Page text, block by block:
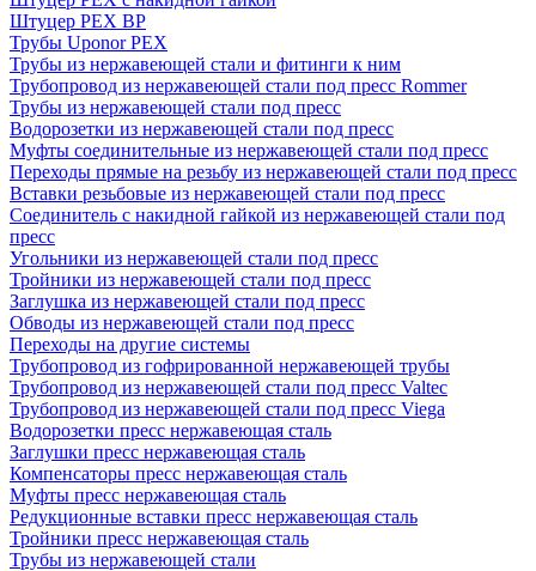
Штуцер PEX ВР
Трубы Uponor PEX
Трубы из нержавеющей стали и фитинги к ним
Трубопровод из нержавеющей стали под пресс Rommer
Трубы из нержавеющей стали под пресс
Водорозетки из нержавеющей стали под пресс
Муфты соединительные из нержавеющей стали под пресс
Переходы прямые на резьбу из нержавеющей стали под пресс
Вставки резьбовые из нержавеющей стали под пресс
Соединитель с накидной гайкой из нержавеющей стали под
пресс
Угольники из нержавеющей стали под пресс
Тройники из нержавеющей стали под пресс
Заглушка из нержавеющей стали под пресс
Обводы из нержавеющей стали под пресс
Переходы на другие системы
Трубопровод из гофрированной нержавеющей трубы
Трубопровод из нержавеющей стали под пресс Valtec
Трубопровод из нержавеющей стали под пресс Viega
Водорозетки пресс нержавеющая сталь
Заглушки пресс нержавеющая сталь
Компенсаторы пресс нержавеющая сталь
Муфты пресс нержавеющая сталь
Редукционные вставки пресс нержавеющая сталь
Тройники пресс нержавеющая сталь
Трубы из нержавеющей стали